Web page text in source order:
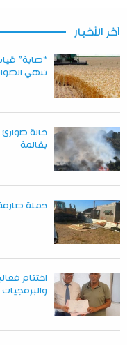
آخر الأخبار
تنهي
حالة طوارئ
بقالمة
حملة صارمة
اختتام
والبرمجيات